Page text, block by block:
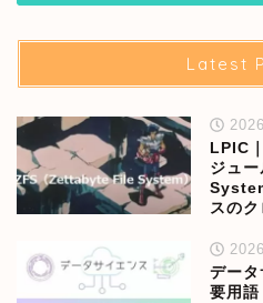
Latest
2026
LPIC
ジュ
スのク
2026
デー
要用語